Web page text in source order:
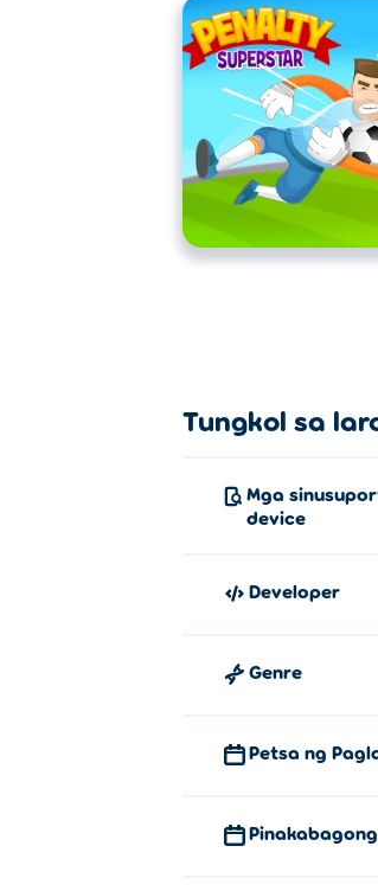
Dito maaari kang
Tungkol sa
Mga sinusuportahang
device
Developer
Genre
Petsa ng